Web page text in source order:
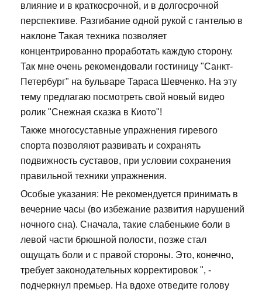
влияние и в краткосрочной, и в долгосрочной
перспективе. Разгибание одной рукой с гантелью в
наклоне Такая техника позволяет
концентрированно проработать каждую сторону.
Так мне очень рекомендовали гостиницу "Санкт-
Петербург" на бульваре Тараса Шевченко. На эту
тему предлагаю посмотреть свой новый видео
ролик "Снежная сказка в Киото"!
Также многосуставные упражнения гиревого
спорта позволяют развивать и сохранять
подвижность суставов, при условии сохранения
правильной техники упражнения.
Особые указания: Не рекомендуется принимать в
вечерние часы (во избежание развития нарушений
ночного сна). Сначала, такие слабенькие боли в
левой части брюшной полости, позже стал
ощущать боли и с правой стороны. Это, конечно,
требует законодательных корректировок ", -
подчеркнул премьер. На вдохе отведите голову